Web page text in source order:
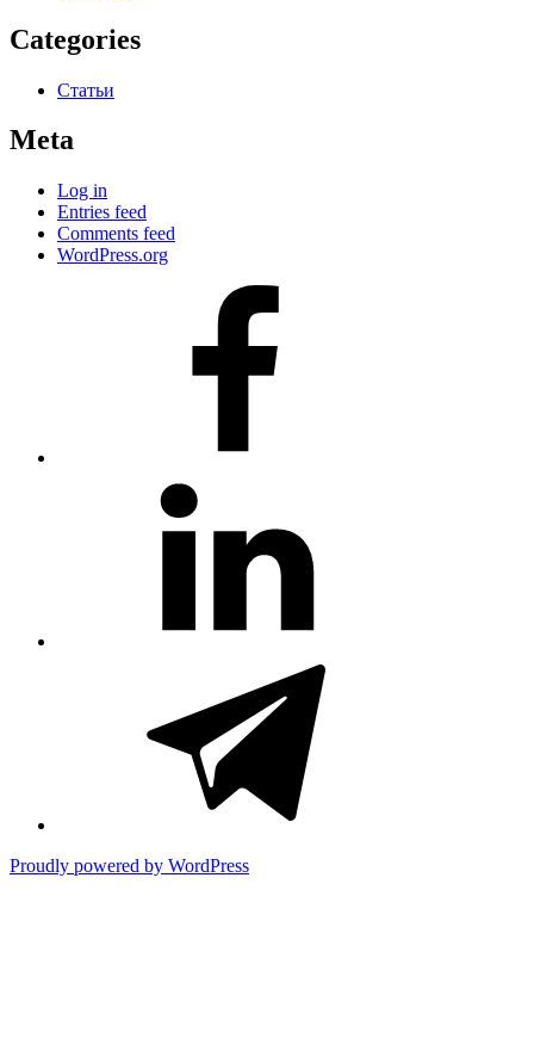
Categories
Статьи
Meta
Log in
Entries feed
Comments feed
WordPress.org
Proudly powered by WordPress